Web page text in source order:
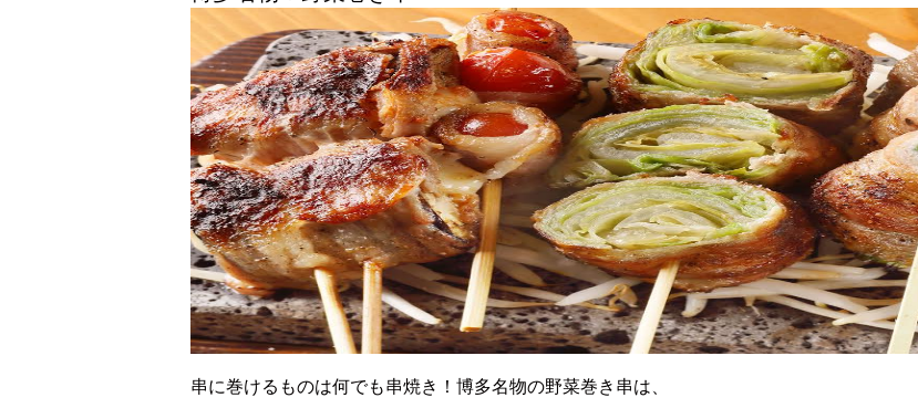
串に巻けるものは何でも串焼き！博多名物の野菜巻き串は、